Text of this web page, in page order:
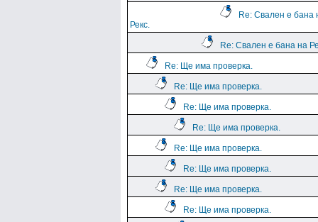
Re: Свален е бана
Рекс.
Re: Свален е бана на
Re: Ще има проверка.
Re: Ще има проверка.
Re: Ще има проверка.
Re: Ще има проверка.
Re: Ще има проверка.
Re: Ще има проверка.
Re: Ще има проверка.
Re: Ще има проверка.